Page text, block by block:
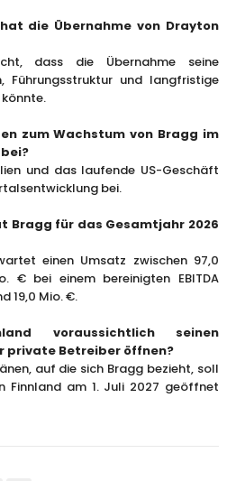
die Übernahme von Drayton
dass die Übernahme seine
Führungsstruktur und langfristige
zum Wachstum von Bragg im
und das laufende US-Geschäft
bei.
Bragg für das Gesamtjahr 2026
einen Umsatz zwischen 97,0
€ bei einem bereinigten EBITDA
19,0 Mio. €.
voraussichtlich seinen
private Betreiber öffnen?
auf die sich Bragg bezieht, soll
Finnland am 1. Juli 2027 geöffnet